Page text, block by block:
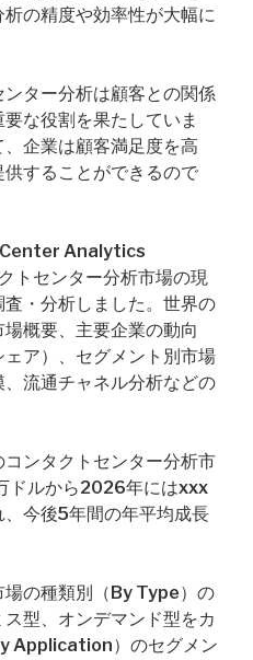
の精度や効率性が大幅に
ター分析は顧客との関係
な役割を果たしていま
企業は顧客満足度を高
することができるので
Analytics
トセンター分析市場の現
・分析しました。世界の
概要、主要企業の動向
ェア）、セグメント別市場
流通チャネル分析などの
ンタクトセンター分析市
ドルから2026年にはxxx
今後5年間の年平均成長
場の種類別（By Type）の
型、オンデマンド型をカ
Application）のセグメン